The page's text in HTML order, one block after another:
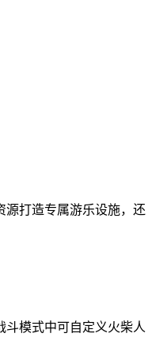
源打造专属游乐设施，还
模式中可自定义火柴人